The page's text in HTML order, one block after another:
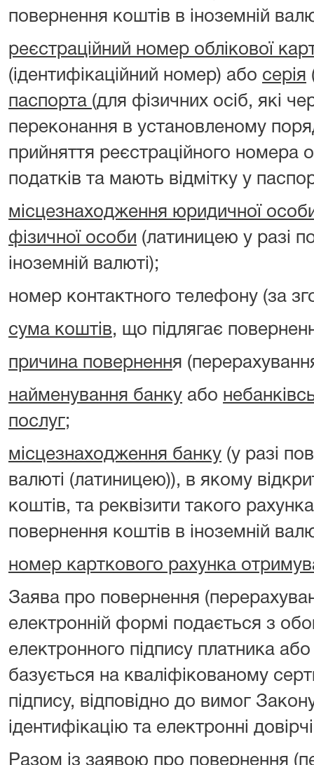
повернення коштів в іноземній
реєстраційний номер облікової
(ідентифікаційний номер) або серія
паспорта (для фізичних осіб, які
переконання в установленому
прийняття реєстраційного номера
податків та мають відмітку у
місцезнаходження юридичної
фізичної особи (латиницею у разі
іноземній валюті);
номер контактного телефону (за
сума коштів, що підлягає
причина повернення
найменування банку або
послуг;
місцезнаходження банку (у разі
валюті (латиницею)), в якому
коштів, та реквізити такого
повернення коштів в іноземній
номер карткового рахунка
Заява про повернення
електронній формі подається з
електронного підпису платника
базується на кваліфікованому
підпису, відповідно до вимог
ідентифікацію та електронні
Разом із заявою про повернення